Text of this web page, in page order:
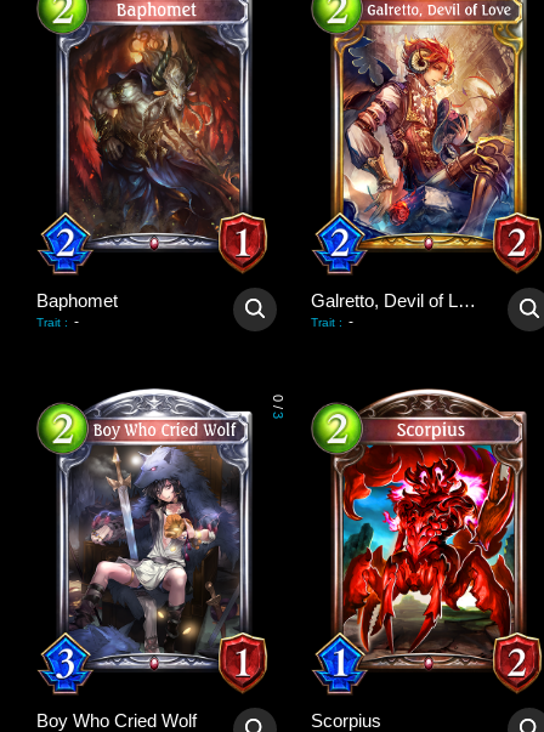
Baphomet
Trait : -
Galretto, Devil of Love
Trait : -
0
/
3
Boy Who Cried Wolf Scorpius